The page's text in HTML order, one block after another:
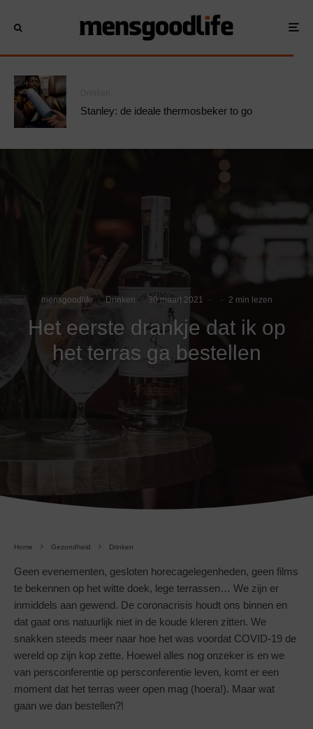
Stanley: de ideale thermosbeker to go
mensgoodlife · Drinken · 30 maart 2021 · · 2 min lezen
Het eerste drankje dat ik op
het terras ga bestellen
Home Gezondheid Drinken
Geen evenementen, gesloten horecagelegenheden, geen films
te bekennen op het witte doek, lege terrassen… We zijn er
inmiddels aan gewend. De coronacrisis houdt ons binnen en
dat gaat ons natuurlijk niet in de koude kleren zitten. We
snakken steeds meer naar hoe het was voordat COVID-19 de
wereld op zijn kop zette. Hoewel alles nog onzeker is en we
van persconferentie op persconferentie leven, komt er een
moment dat het terras weer open mag (hoera!). Maar wat
gaan we dan bestellen?!